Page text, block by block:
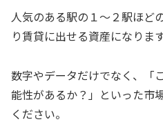
人気のある駅の１〜２駅ほど
り賃貸に出せる資産になります
数字やデータだけでなく、「
能性があるか？」といった市
ください。